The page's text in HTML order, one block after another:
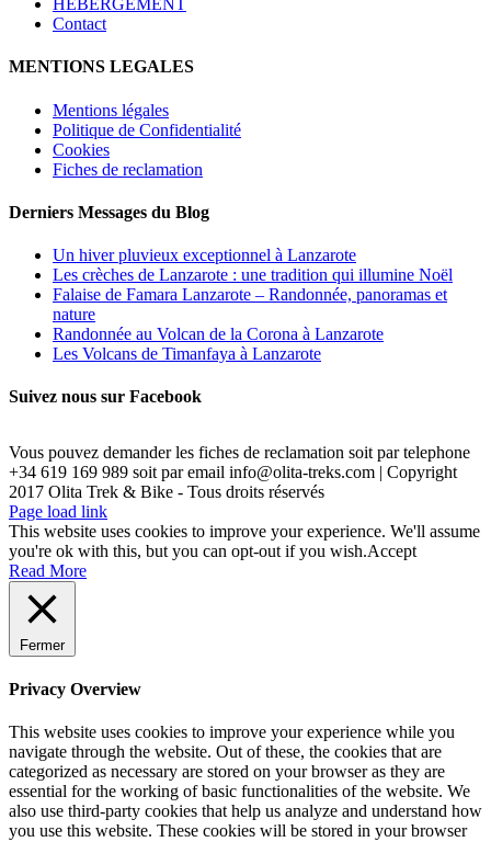
HÉBERGEMENT
Contact
MENTIONS LEGALES
Mentions légales
Politique de Confidentialité
Cookies
Fiches de reclamation
Derniers Messages du Blog
Un hiver pluvieux exceptionnel à Lanzarote
Les crèches de Lanzarote : une tradition qui illumine Noël
Falaise de Famara Lanzarote – Randonnée, panoramas et
nature
Randonnée au Volcan de la Corona à Lanzarote
Les Volcans de Timanfaya à Lanzarote
Suivez nous sur Facebook
Vous pouvez demander les fiches de reclamation soit par telephone
+34 619 169 989 soit par email info@olita-treks.com | Copyright
2017 Olita Trek & Bike - Tous droits réservés
Page load link
This website uses cookies to improve your experience. We'll assume
you're ok with this, but you can opt-out if you wish.Accept
Read More
Fermer
Privacy Overview
This website uses cookies to improve your experience while you
navigate through the website. Out of these, the cookies that are
categorized as necessary are stored on your browser as they are
essential for the working of basic functionalities of the website. We
also use third-party cookies that help us analyze and understand how
you use this website. These cookies will be stored in your browser